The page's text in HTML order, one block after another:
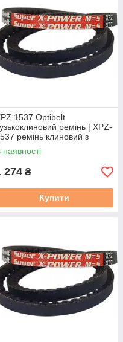
1537 Optibelt
ремінь | XPZ-
ремінь клиновий з
зубом
наявності
274 ₴
Купити